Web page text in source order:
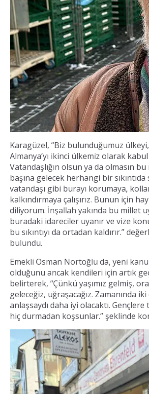
Karagüzel, “Biz bulunduğumuz
Almanya’yı ikinci ülkemiz olarak
Vatandaşlığın olsun ya da olmasın
başına gelecek herhangi bir
vatandaşı gibi burayı korumaya,
kalkındırmaya çalışırız. Bunun için
diliyorum. İnşallah yakında bu millet
buradaki idareciler uyanır ve vize
bu sıkıntıyı da ortadan kaldırır.”
bulundu.
Emekli Osman Nortoğlu da, yeni
olduğunu ancak kendileri için artık geç
belirterek, “Çünkü yaşımız gelmiş,
geleceğiz, uğraşacağız. Zamanında
anlaşsaydı daha iyi olacaktı.
hiç durmadan koşsunlar.” şeklinde